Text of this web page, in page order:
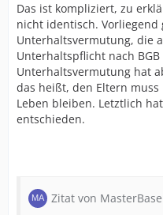
Das ist kompliziert, zu
nicht identisch.
Unterhaltsvermutung, die
Unterhaltspflicht nach
Unterhaltsvermutung hat
das heißt, den Eltern
Leben bleiben. Letztlich
entschieden.
Zitat von MasterBase